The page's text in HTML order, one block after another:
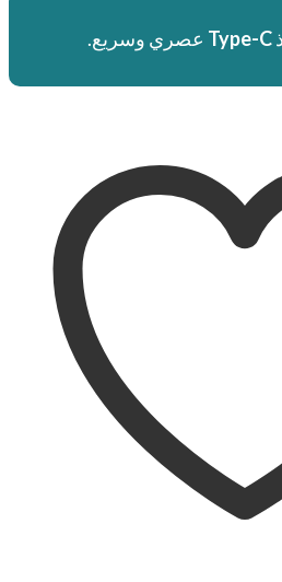
Type-C عصري وسريع.